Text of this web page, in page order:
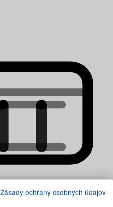
Zásady ochrany osobných údajov